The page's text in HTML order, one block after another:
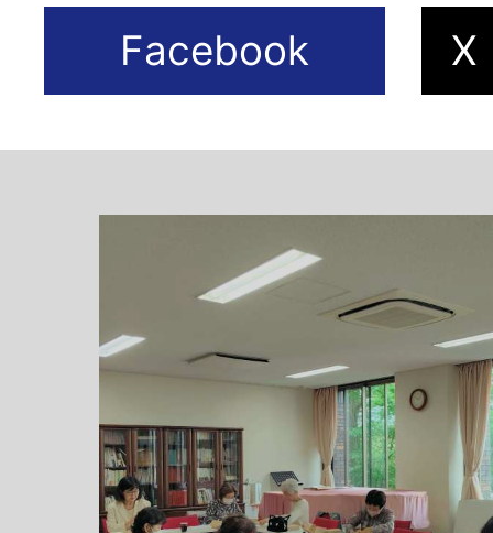
デーコンサートの